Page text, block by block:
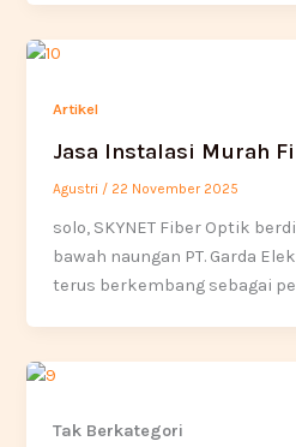
Artikel
Jasa Instalasi Murah
Agustri / 22 November 2025
solo, SKYNET Fiber Optik
bawah naungan PT. Garda
terus berkembang sebagai
Tak Berkategori